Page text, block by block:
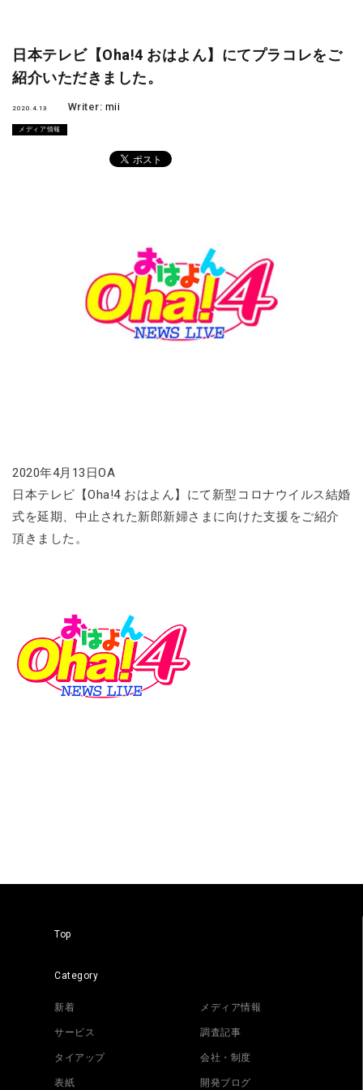
日本テレビ【Oha!4 おはよん】にてプラコレをご
紹介いただきました。
2020.4.13 Writer: mii
メディア情報
2020年4月13日OA
日本テレビ【Oha!4 おはよん】にて新型コロナウイルス結婚
式を延期、中止された新郎新婦さまに向けた支援をご紹介
頂きました。
Top
Category
新着 メディア情報
サービス 調査記事
タイアップ 会社・制度
表紙 開発ブログ